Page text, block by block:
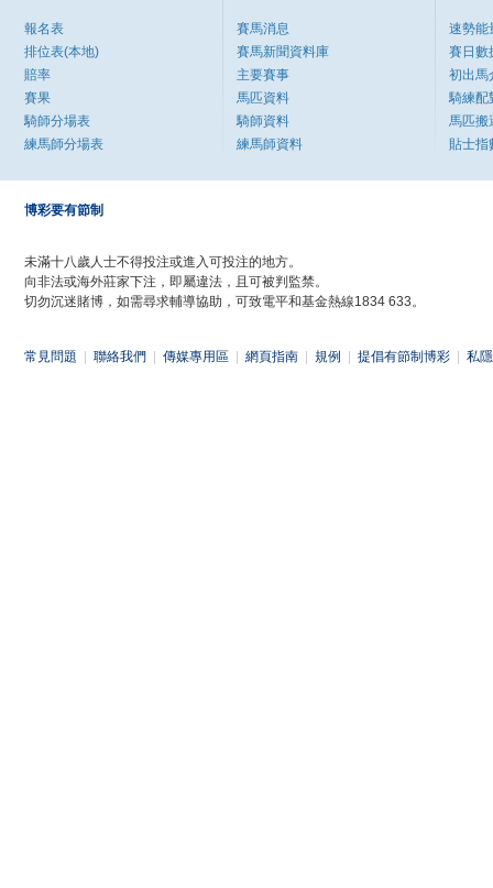
報名表
排位表(本地)
賠率
賽果
騎師分場表
練馬師分場表
賽馬消息
賽馬新聞資料庫
主要賽事
馬匹資料
騎師資料
練馬師資料
速勢能
賽日數
初出馬
騎練配
馬匹搬
貼士指
博彩要有節制
未滿十八歲人士不得投注或進入可投注的地方。
向非法或海外莊家下注，即屬違法，且可被判監禁。
切勿沉迷賭博，如需尋求輔導協助，可致電平和基金熱線1834 633。
常見問題 聯絡我們 傳媒專用區 網頁指南 規例 提倡有節制博彩 私